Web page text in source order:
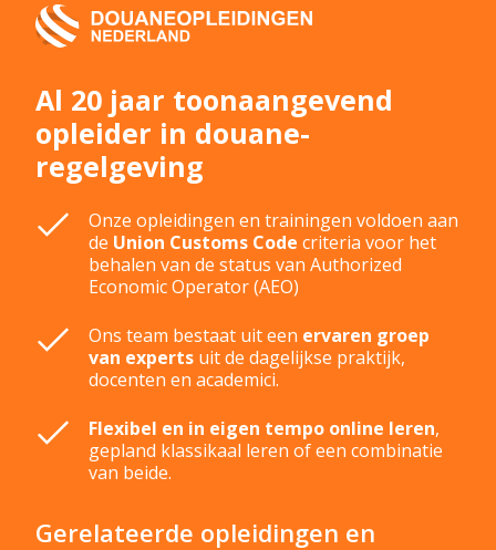
Al 20 jaar toonaangevend
opleider in douane­
regelgeving
Onze opleidingen en trainingen voldoen aan
de Union Customs Code criteria voor het
behalen van de status van Authorized
Economic Operator (AEO)
Ons team bestaat uit een ervaren groep
van experts uit de dagelijkse praktijk,
docenten en academici.
Flexibel en in eigen tempo online leren,
gepland klassikaal leren of een combinatie
van beide.
Gerelateerde opleidingen en